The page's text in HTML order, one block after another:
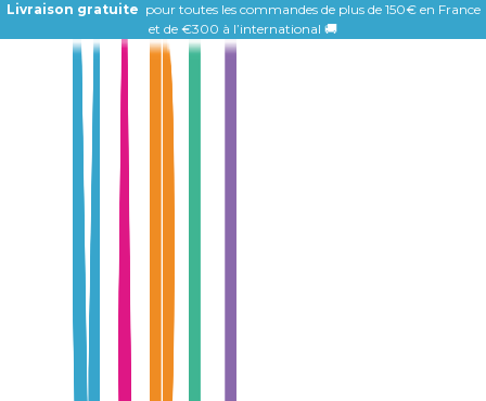
Livraison gratuite pour toutes les commandes de plus de 150€ en France
et de €300 à l’international 🚚